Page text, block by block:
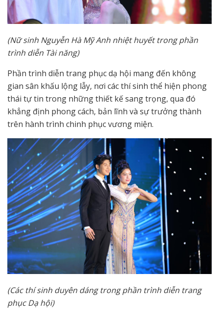
(Nữ sinh Nguyễn Hà Mỹ Anh nhiệt huyết trong phần
trình diễn Tài năng)
Phần trình diễn trang phục dạ hội mang đến không
gian sân khấu lộng lẫy, nơi các thí sinh thể hiện phong
thái tự tin trong những thiết kế sang trọng, qua đó
khẳng định phong cách, bản lĩnh và sự trưởng thành
trên hành trình chinh phục vương miện.
(Các thí sinh duyên dáng trong phần trình diễn trang
phục Dạ hội)